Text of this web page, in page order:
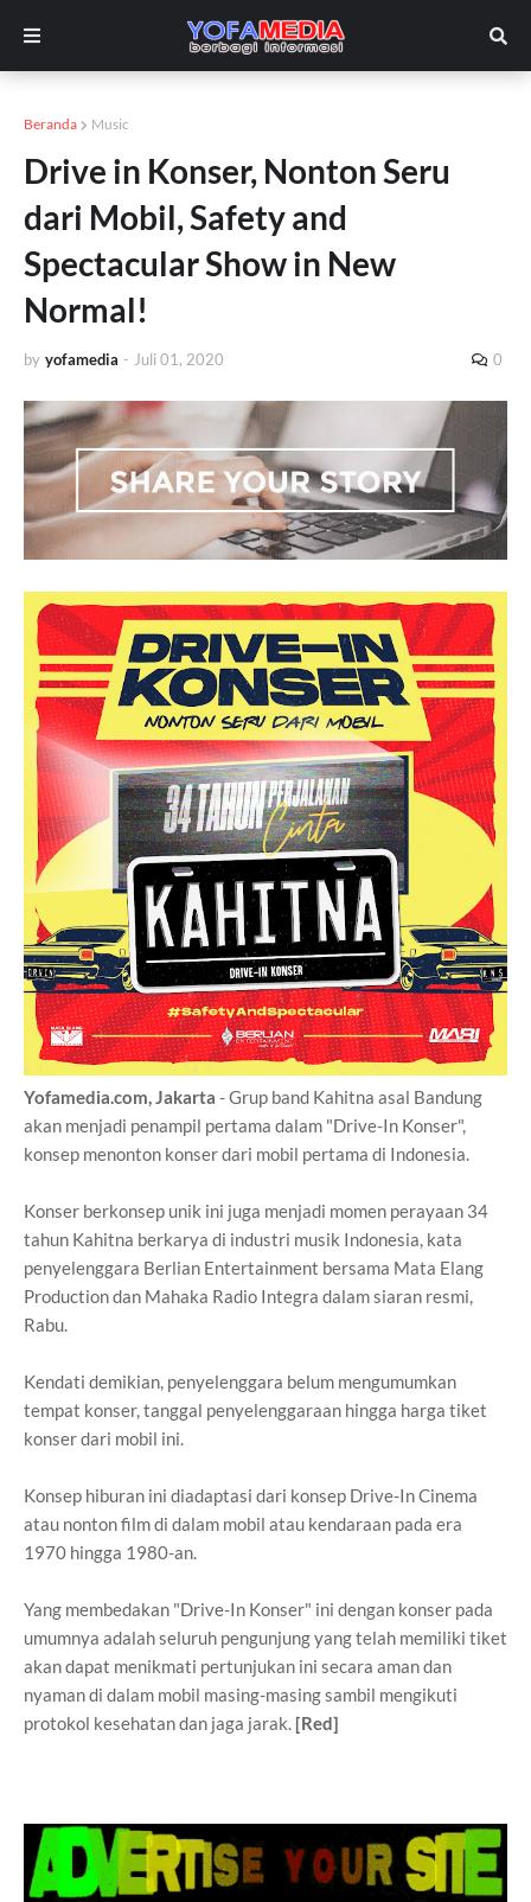
Beranda Music
Drive in Konser, Nonton Seru
dari Mobil, Safety and
Spectacular Show in New
Normal!
by yofamedia - Juli 01, 2020 0
Yofamedia.com, Jakarta - Grup band Kahitna asal Bandung
akan menjadi penampil pertama dalam "Drive-In Konser",
konsep menonton konser dari mobil pertama di Indonesia.
Konser berkonsep unik ini juga menjadi momen perayaan 34
tahun Kahitna berkarya di industri musik Indonesia, kata
penyelenggara Berlian Entertainment bersama Mata Elang
Production dan Mahaka Radio Integra dalam siaran resmi,
Rabu.
Kendati demikian, penyelenggara belum mengumumkan
tempat konser, tanggal penyelenggaraan hingga harga tiket
konser dari mobil ini.
Konsep hiburan ini diadaptasi dari konsep Drive-In Cinema
atau nonton film di dalam mobil atau kendaraan pada era
1970 hingga 1980-an.
Yang membedakan "Drive-In Konser" ini dengan konser pada
umumnya adalah seluruh pengunjung yang telah memiliki tiket
akan dapat menikmati pertunjukan ini secara aman dan
nyaman di dalam mobil masing-masing sambil mengikuti
protokol kesehatan dan jaga jarak. [Red]